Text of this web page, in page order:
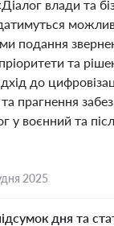
влади та
подання
та
до
прагнення
у воєнний та
2025
дня та